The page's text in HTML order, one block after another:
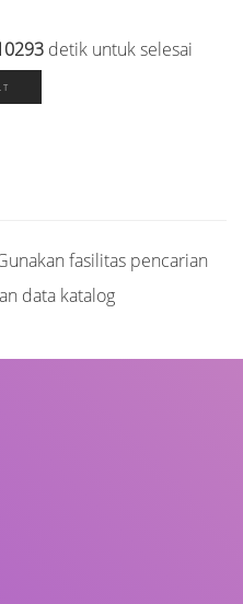
detik untuk selesai
fasilitas pencarian
data katalog